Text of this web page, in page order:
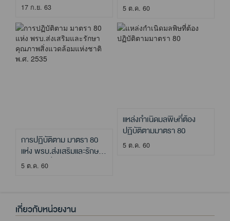
17 ก.ย. 63 5 ต.ค. 60
การปฏิบัติตาม มาตรา 80
แห่ง พรบ.ส่งเสริมและรักษา
คุณภาพสิ่งแวดล้อมแห่งชาติ
5 ต.ค. 60
แหล่งกำเนิดมลพิษที่ต้อง
ปฏิบัติตามมาตรา 80
5 ต.ค. 60
เกี่ยวกับหน่วยงาน